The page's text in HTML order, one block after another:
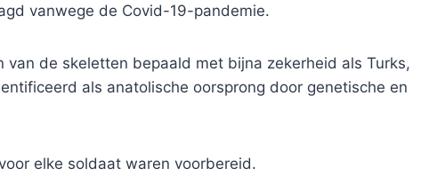
vanwege de Covid-19-pandemie.
van de skeletten bepaald met bijna zekerheid als Turks,
als anatolische oorsprong door genetische en
elke soldaat waren voorbereid.